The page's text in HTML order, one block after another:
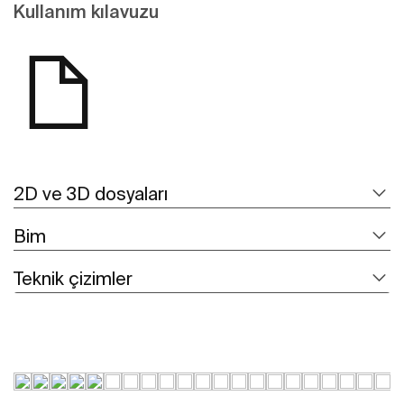
Kullanım kılavuzu
2D ve 3D dosyaları
Bim
Teknik çizimler